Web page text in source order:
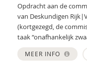
Opdracht aan de
van Deskundigen
(kortgezegd, de
taak “onafhankelijk
MEER INFO